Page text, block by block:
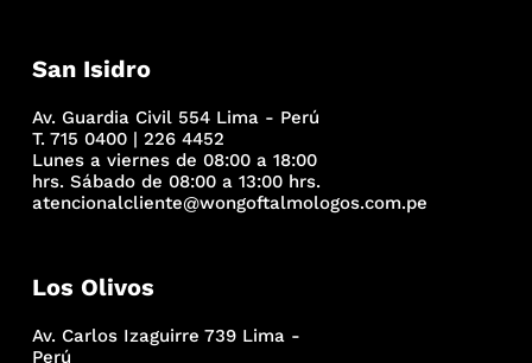
San Isidro
Av. Guardia Civil 554 Lima - Perú
T. 715 0400 | 226 4452
Lunes a viernes de 08:00 a 18:00
hrs. Sábado de 08:00 a 13:00 hrs.
atencionalcliente@wongoftalmologos.com.pe
Los Olivos
Av. Carlos Izaguirre 739 Lima -
Perú